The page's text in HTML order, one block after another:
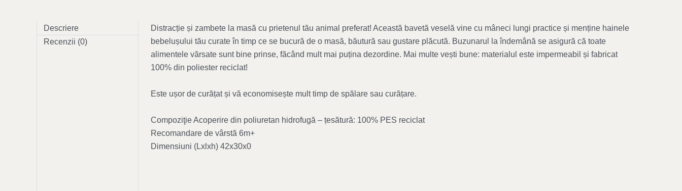
Descriere
Recenzii (0)
Distracție și zambete la masă cu prietenul tău animal preferat! Această bavetă veselă vine cu mâneci lungi practice și menține hainele
bebelușului tău curate în timp ce se bucură de o masă, băutură sau gustare plăcută. Buzunarul la îndemână se asigură că toate
alimentele vărsate sunt bine prinse, făcând mult mai puțina dezordine. Mai multe vești bune: materialul este impermeabil și fabricat
100% din poliester reciclat!
Este ușor de curățat și vă economisește mult timp de spălare sau curățare.
Compoziţie Acoperire din poliuretan hidrofugă – țesătură: 100% PES reciclat
Recomandare de vârstă 6m+
Dimensiuni (Lxlxh) 42x30x0